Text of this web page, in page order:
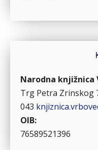
Narodna knjižnica
Trg Petra Zrinskog
043
OIB:
76589521396